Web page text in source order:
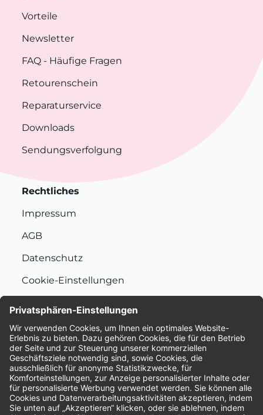
Vorteile
Newsletter
FAQ - Häufige Fragen
Retourenschein
Reparaturservice
Downloads
Sendungsverfolgung
Rechtliches
Impressum
AGB
Datenschutz
Cookie-Einstellungen
Bewertungen